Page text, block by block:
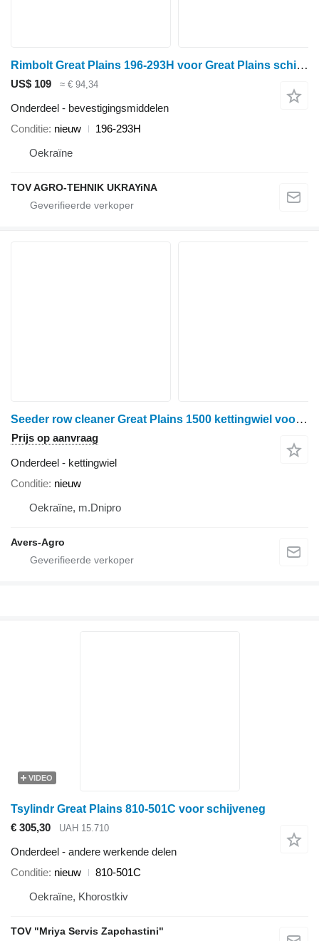
Rimbolt Great Plains 196-293H voor Great Plains schijveneg
US$ 109 ≈ € 94,34
Onderdeel - bevestigingsmiddelen
Conditie nieuw
196-293H
Oekraïne
TOV AGRO-TEHNIK UKRAYiNA
Seeder row cleaner Great Plains 1500 kettingwiel voor Great Plains 1500 schijveneg
Prijs op aanvraag
Onderdeel - kettingwiel
Conditie nieuw
Oekraïne, m.Dnipro
Avers-Agro
VIDEO
Tsylindr Great Plains 810-501C voor schijveneg
€ 305,30
UAH 15.710
Onderdeel - andere werkende delen
Conditie nieuw
810-501C
Oekraïne, Khorostkiv
TOV "Mriya Servis Zapchastini"